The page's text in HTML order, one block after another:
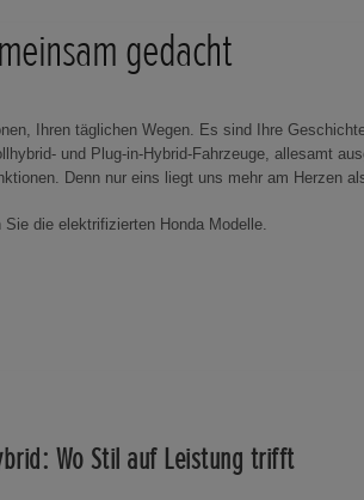
gedacht
Ihren täglichen Wegen. Es sind Ihre
und Plug-in-Hybrid-Fahrzeuge, allesamt
Denn nur eins liegt uns mehr am Herzen
Sie die elektrifizierten Honda Modelle.
Wo Stil auf Leistung trifft